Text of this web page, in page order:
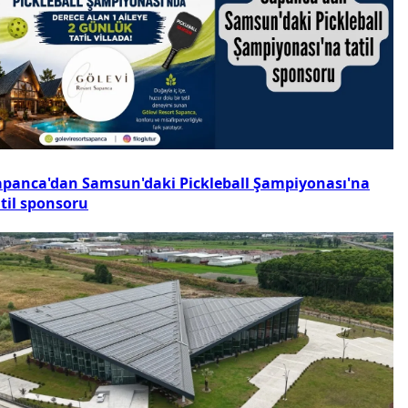
Samsun'daki Pickleball Şampiyonası'na
sponsoru